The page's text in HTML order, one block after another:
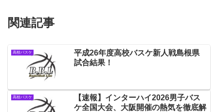
関連記事
高校バスケ
平成26年度高校バスケ新人戦島根県
試合結果！
高校バスケ
【速報】インターハイ2026男子バス
ケ全国大会、大阪開催の熱気を徹底解